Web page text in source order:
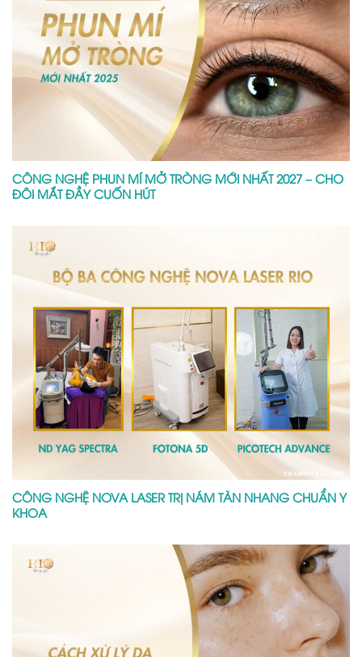
CÔNG NGHỆ PHUN MÍ MỞ TRÒNG MỚI NHẤT 2027 – CHO
ĐÔI MẮT ĐẦY CUỐN HÚT
CÔNG NGHỆ NOVA LASER TRỊ NÁM TÀN NHANG CHUẨN Y
KHOA